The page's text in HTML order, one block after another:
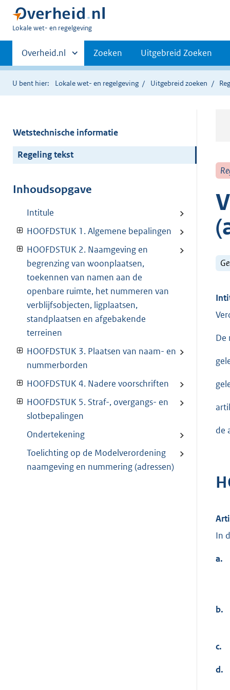
U
hier:
Lokale wet- en regelgeving
Primaire
navigatie
Andere
sites
binnen
Overheid.nl Zoeken Uitgebreid Zoeken
U bent hier: Lokale wet- en regelgeving Uitgebreid zoeken
Wetstechnische informatie
Regeling tekst
Inhoudsopgave
Intitule
HOOFDSTUK 1. Algemene bepalingen
HOOFDSTUK 2. Naamgeving en
begrenzing van woonplaatsen,
toekennen van namen aan de
openbare ruimte, het nummeren van
verblijfsobjecten, ligplaatsen,
standplaatsen en afgebakende
terreinen
HOOFDSTUK 3. Plaatsen van naam- en
nummerborden
HOOFDSTUK 4. Nadere voorschriften
HOOFDSTUK 5. Straf-, overgangs- en
slotbepalingen
Ondertekening
Toelichting op de Modelverordening
naamgeving en nummering (adressen)
De
de
In
a.
b.
c.
d.